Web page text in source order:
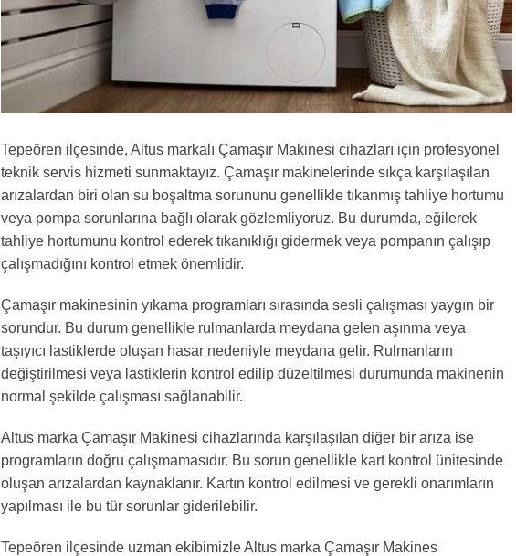
Tepeören ilçesinde, Altus markalı Çamaşır Makinesi cihazları için profesyonel
teknik servis hizmeti sunmaktayız. Çamaşır makinelerinde sıkça karşılaşılan
arızalardan biri olan su boşaltma sorununu genellikle tıkanmış tahliye hortumu
veya pompa sorunlarına bağlı olarak gözlemliyoruz. Bu durumda, eğilerek
tahliye hortumunu kontrol ederek tıkanıklığı gidermek veya pompanın çalışıp
çalışmadığını kontrol etmek önemlidir.
Çamaşır makinesinin yıkama programları sırasında sesli çalışması yaygın bir
sorundur. Bu durum genellikle rulmanlarda meydana gelen aşınma veya
taşıyıcı lastiklerde oluşan hasar nedeniyle meydana gelir. Rulmanların
değiştirilmesi veya lastiklerin kontrol edilip düzeltilmesi durumunda makinenin
normal şekilde çalışması sağlanabilir.
Altus marka Çamaşır Makinesi cihazlarında karşılaşılan diğer bir arıza ise
programların doğru çalışmamasıdır. Bu sorun genellikle kart kontrol ünitesinde
oluşan arızalardan kaynaklanır. Kartın kontrol edilmesi ve gerekli onarımların
yapılması ile bu tür sorunlar giderilebilir.
Tepeören ilçesinde uzman ekibimizle Altus marka Çamaşır Makines